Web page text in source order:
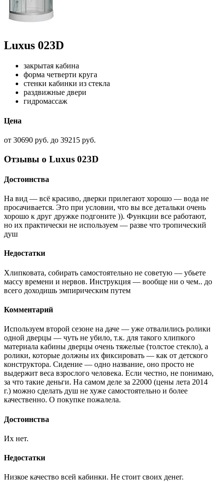
Luxus 023D
закрытая кабина
форма четверти круга
стенки кабинки из стекла
раздвижные двери
гидромассаж
Цена
от 30690 руб. до 39215 руб.
Отзывы о Luxus 023D
Достоинства
На вид — всё красиво, дверки прилегают хорошо — вода не
просачивается. Это при условии, что вы все детальки очень
хорошо к друг дружке подгоните )). Функции все работают,
но их практически не используем — разве что тропический
душ
Недостатки
Хлипковата, собирать самостоятельно не советую — убьете
массу времени и нервов. Инструкция — вообще ни о чем.. до
всего доходишь эмпирическим путем
Комментарий
Используем второй сезоне на даче — уже отвалились ролики
одной дверцы — чуть не убило, т.к. для такого хлипкого
материала кабины дверцы очень тяжелые (толстое стекло), а
ролики, которые должны их фиксировать — как от детского
конструктора. Сидение — одно название, оно просто не
выдержит веса взрослого человека. Если честно, не понимаю,
за что такие деньги. На самом деле за 22000 (цены лета 2014
г.) можно сделать душ не хуже самостоятельно и более
качественно. О покупке пожалела.
Достоинства
Их нет.
Недостатки
Низкое качество всей кабинки. Не стоит своих денег.